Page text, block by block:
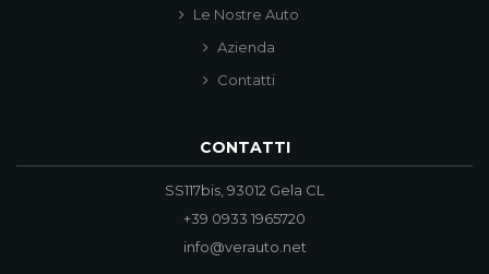
Le Nostre Auto
Azienda
Contatti
CONTATTI
SS117bis, 93012 Gela CL
+39 0933 1965720
info@verauto.net